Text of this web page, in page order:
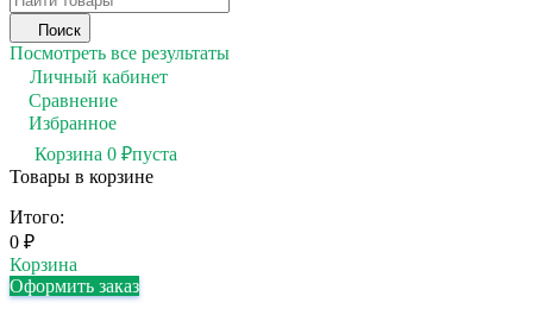
Поиск
Посмотреть все результаты
Личный кабинет
Сравнение
Избранное
Корзина 0 ₽пуста
Товары в корзине
Итого:
0 ₽
Корзина
Оформить заказ